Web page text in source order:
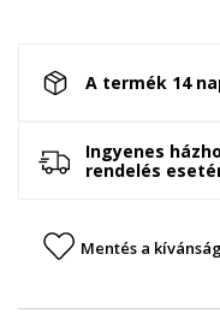
A termék 14
Ingyenes
rendelés
Mentés a